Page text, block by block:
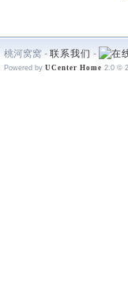
桃河窝窝 - 联系我们 -
Powered by UCenter Home 2.0 ©